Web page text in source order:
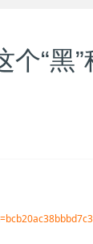
“黑”